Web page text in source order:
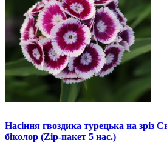
Насіння гвоздика турецька на зріз
біколор (Zip-пакет 5 нас.)